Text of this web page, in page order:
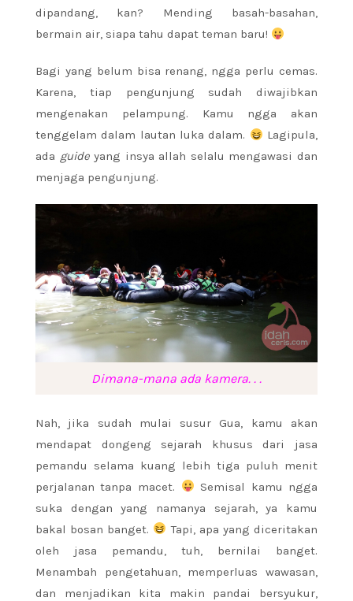
dipandang, kan? Mending basah-basahan,
bermain air, siapa tahu dapat teman baru!
Bagi yang belum bisa renang, ngga perlu cemas.
Karena, tiap pengunjung sudah diwajibkan
mengenakan pelampung. Kamu ngga akan
tenggelam dalam lautan luka dalam.
Lagipula,
ada guideyang insya allah selalu mengawasi dan
menjaga pengunjung.
Dimana-mana ada kamera. . .
Nah, jika sudah mulai susur Gua, kamu akan
mendapat dongeng sejarah khusus dari jasa
pemandu selama kuang lebih tiga puluh menit
perjalanan tanpa macet.
Semisal kamu ngga
suka dengan yang namanya sejarah, ya kamu
bakal bosan banget.
Tapi, apa yang diceritakan
oleh jasa pemandu, tuh, bernilai banget.
Menambah pengetahuan, memperluas wawasan,
dan menjadikan kita makin pandai bersyukur,